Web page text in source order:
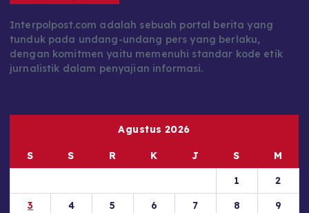
Interpolpost.com adalah sebuah portal berita yang
tunduk pada undang-undang pers yang berlaku,
dengan komitmen yaitu memenuhi standar kode etik
jurnalistik dalam penyajian informasi.
Agustus 2026
S S R K J S
M
1
2
3
4 5 6 7 8
9